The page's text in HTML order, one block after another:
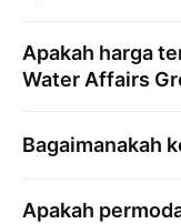
Apakah harga
Water Affairs
Bagaimanakah
Apakah